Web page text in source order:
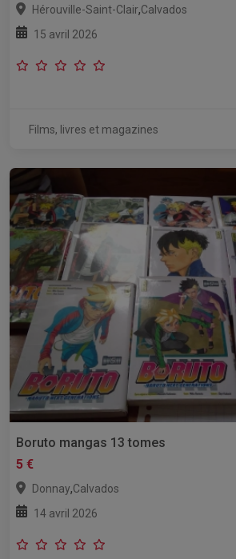
Hérouville-Saint-Clair,Calvados
15 avril 2026
Films, livres et magazines
Boruto mangas 13 tomes
5 €
Donnay,Calvados
14 avril 2026